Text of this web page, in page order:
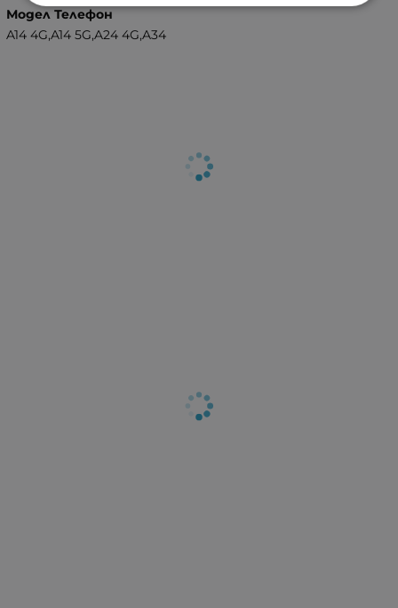
Модел Телефон
A14 4G,A14 5G,A24 4G,A34